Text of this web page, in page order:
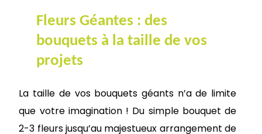
Fleurs Géantes : des
bouquets à la taille de vos
projets
La taille de vos bouquets géants n’a de limite
que votre imagination! Du simple bouquet de
2-3 fleursjusqu’au majestueux arrangement de